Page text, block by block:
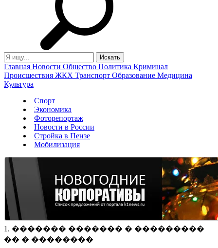
Главная Новости Общество Политика Криминал
Происшествия ЖКХ Транспорт Образование Медицина
Культура
Спорт
Экономика
Фоторепортаж
Новости в России
Стройка в Пензе
Мобилизация
1. ������� ������� � ���������
�� � ��������